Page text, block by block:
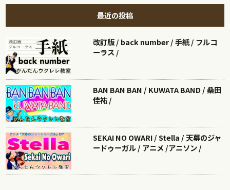
最近の投稿
改訂版 / back number / 手紙 / フルコ
ーラス /
BAN BAN BAN / KUWATA BAND / 桑田
佳祐 /
SEKAI NO OWARI / Stella / 天幕のジャ
ードゥーガル / アニメ /アニソン /